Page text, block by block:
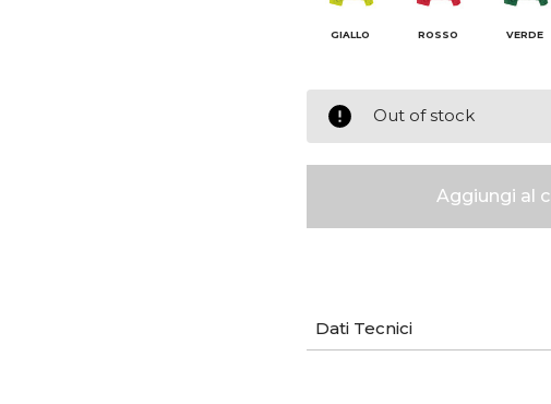
GIALLO ROSSO VERDE
Out of stock
Dati Tecnici